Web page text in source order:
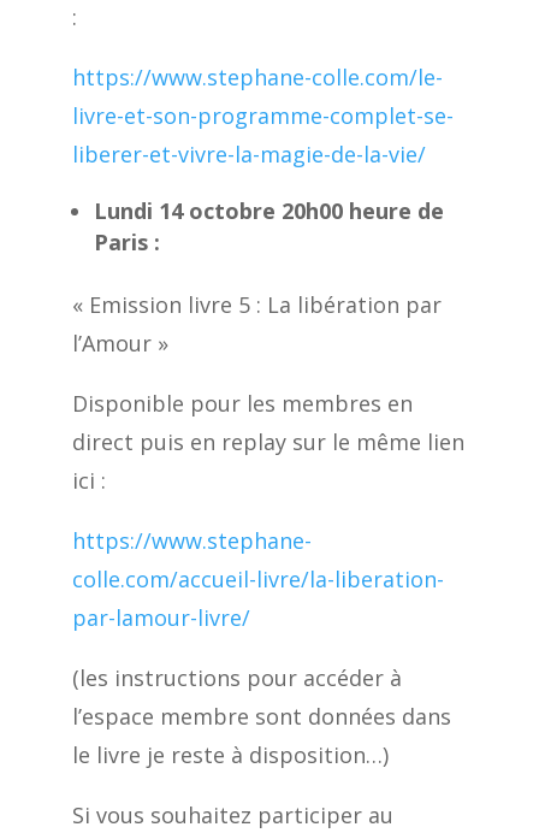
:
https://www.stephane-colle.com/le-
livre-et-son-programme-complet-se-
liberer-et-vivre-la-magie-de-la-vie/
Lundi 14 octobre 20h00 heure de
Paris :
« Emission livre 5 : La libération par
l’Amour »
Disponible pour les membres en
direct puis en replay sur le même lien
ici :
https://www.stephane-
colle.com/accueil-livre/la-liberation-
par-lamour-livre/
(les instructions pour accéder à
l’espace membre sont données dans
le livre je reste à disposition…)
Si vous souhaitez participer au